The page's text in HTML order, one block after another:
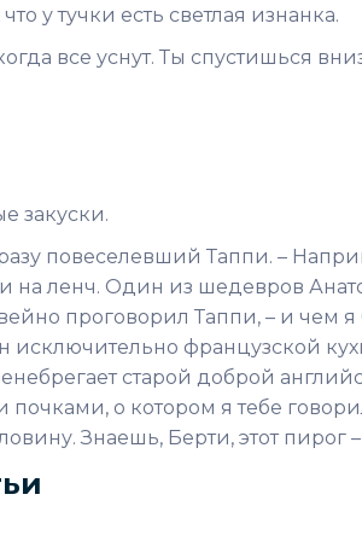
у тучки есть светлая изнанка.
все уснут. Ты спустишься
закуски.
повеселевший Таппи. –
на ленч. Один из шедевров
проговорил Таппи, – и чем
французской
старой доброй
о котором я тебе
Знаешь, Берти, этот пирог –